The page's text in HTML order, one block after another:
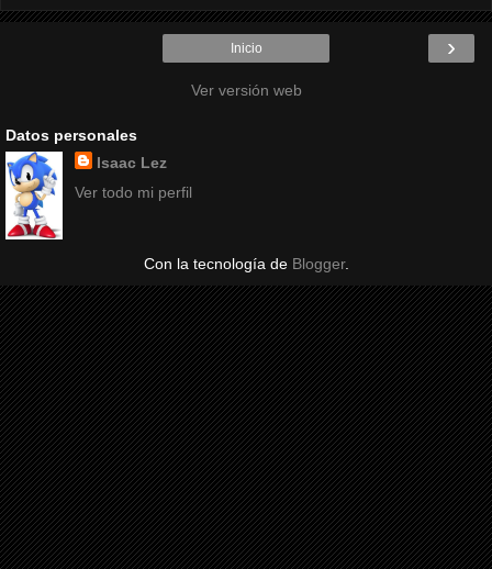
›
Inicio
Ver versión web
Datos personales
Isaac Lez
Ver todo mi perfil
Con la tecnología de Blogger.